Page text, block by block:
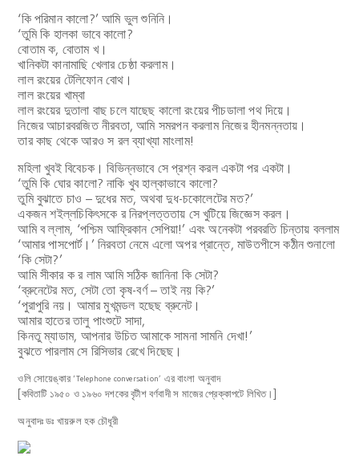
‘কি পরিমান কালো?’ আমি ভুল শুনিনি।
‘তুমি কি হালকা ভাবে কালো?
বোতাম ক, বোতাম খ।
খানিকটা কানামাছি খেলার চেষ্ঠা করলাম।
লাল রংয়ের টেলিফোন বোথ।
লাল রংয়ের খাম্বা
লাল রংয়ের দুতালা বাছ চলে যাছেছ কালো রংয়ের পীচডালা পথ দিয়ে।
নিজের আচারবরজিত নীরবতা, আমি সমরপন করলাম নিজের হীনমন্নতায়।
তার কাছ থেকে আরও স রল ব্যাখ্যা মাংলাম!
মহিলা খুবই বিবেচক। বিভিন্নভাবে সে প্রশ্ন করল একটা পর একটা।
‘তুমি কি ঘোর কালো? নাকি খুব হাল্কাভাবে কালো?
তুমি বুঝাতে চাও – দুধের মত, অথবা দুধ-চকোলেটের মত?’
একজন শইল্লচিকিৎসকে র নিরপ্লত্ততায় সে খুটিয়ে জিজ্ঞেস করল।
আমি ব ল্লাম, ‘পশ্চিম আফ্রিকান সেপিয়া!’ এবং অনেকটা পরবরতি চিন্তায় বললাম
‘আমার পাসপোর্ট।’ নিরবতা নেমে এলো অপর প্রান্তে, মাউতপীসে কঠীন শুনালো
‘কি সেটা?’
আমি সীকার ক র লাম আমি সঠিক জানিনা কি সেটা?
‘ব্রুনেটের মত, সেটা তো কৃষ-বর্ণ – তাই নয় কি?’
‘পুরাপুরি নয়। আমার মুখমন্ডল হছেছ ব্রুনেট।
আমার হাতের তালু পাংশুটে সাদা,
কিনতু ম্যাডাম, আপনার উচিত আমাকে সামনা সামনি দেখা!’
বুঝতে পারলাম সে রিসিভার রেখে দিছেছ।
ওলি সোয়েঙ্কার‘Telephone conversation’ এর বাংলা অনুবাদ
[কবিতাটি ১৯৫০ ও ১৯৬০ দশকের বৃটীশ বর্ণবাদী স মাজের প্রেক্কাপটে লিখিত।]
অনুবাদঃ ডঃ খায়রুল হক চৌধূরী